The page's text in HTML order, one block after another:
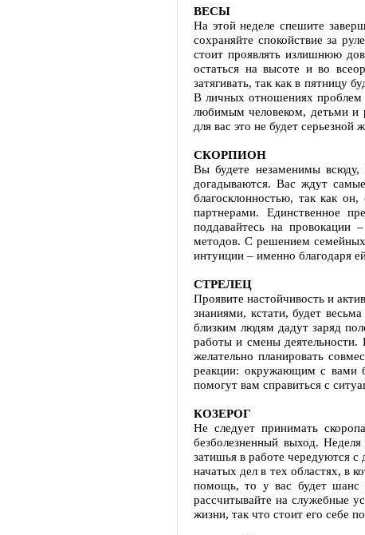
ВЕСЫ
На этой неделе спешите
сохраняйте спокойствие за
стоит проявлять излишнюю
остаться на высоте и во
затягивать, так как в пятницу
В личных отношениях проблем
любимым человеком, детьми и
для вас это не будет серьезной
СКОРПИОН
Вы будете незаменимы
догадываются. Вас ждут
благосклонностью, так как
партнерами. Единственное
поддавайтесь на
методов. С решением семейных
интуиции – именно благодаря
СТРЕЛЕЦ
Проявите настойчивость и
знаниями, кстати, будет
близким людям дадут заряд
работы и смены деятельности.
желательно планировать
реакции: окружающим с вами
помогут вам справиться с
КОЗЕРОГ
Не следует принимать
безболезненный выход.
затишья в работе чередуются с
начатых дел в тех областях, в
помощь, то у вас будет шанс
рассчитывайте на служебные
жизни, так что стоит его себе